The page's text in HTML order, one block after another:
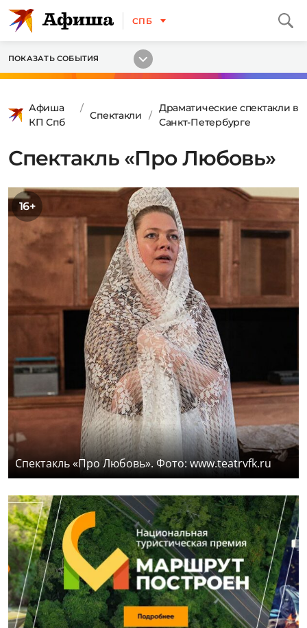
СПБ
ПОКАЗАТЬ СОБЫТИЯ
Афиша
КП Спб
Спектакли
Драматические спектакли в
Санкт-Петербурге
Спектакль «Про Любовь»
16+
Спектакль «Про Любовь». Фото: www.teatrvfk.ru